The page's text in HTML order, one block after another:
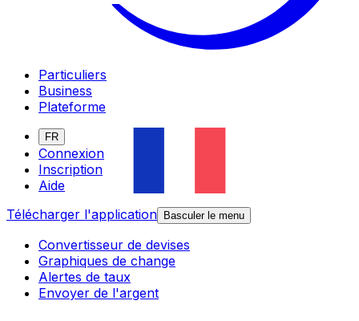
Particuliers
Business
Plateforme
FR
Connexion
Inscription
Aide
Télécharger l'application
Basculer le menu
Convertisseur de devises
Graphiques de change
Alertes de taux
Envoyer de l'argent